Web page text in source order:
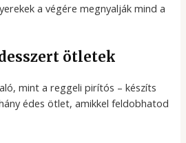
a végére megnyalják mind a
ötletek
mint a reggeli pirítós – készíts
édes ötlet, amikkel feldobhatod